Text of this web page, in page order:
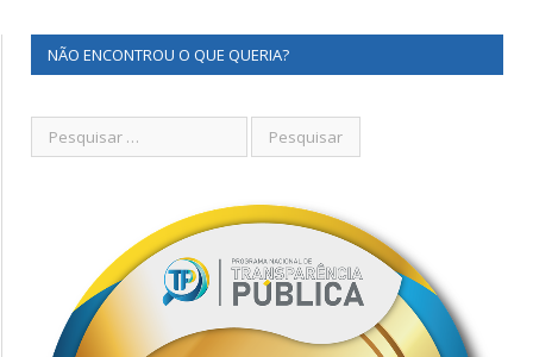
NÃO ENCONTROU O QUE QUERIA?